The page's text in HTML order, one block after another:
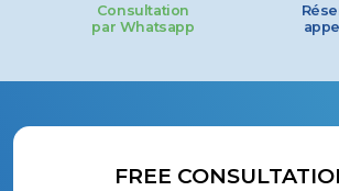
Consultation
par Whatsapp
FREE